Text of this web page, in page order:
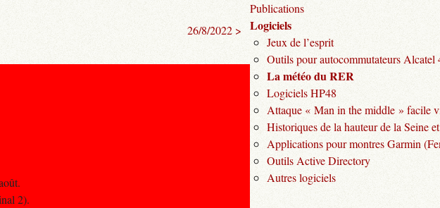
26/8/2022 >
2).
Publications
Logiciels
Jeux de l’esprit
Outils pour autocommutateurs Alcatel
La météo du RER
Logiciels HP48
Attaque « Man in the middle » facile
Historiques de la hauteur de la Seine
Applications pour montres Garmin
Outils Active Directory
Autres logiciels